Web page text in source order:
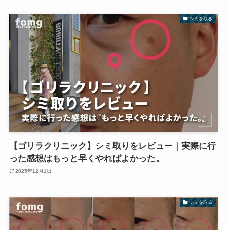
シミを取る
【ゴリラクリニック】シミ取りをレビュー｜実際に行
った感想はもっと早くやればよかった。
2025年12月1日
シミを取る